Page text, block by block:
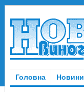
Головна Новини